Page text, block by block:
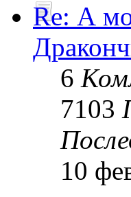
Re: А
6
7103
10